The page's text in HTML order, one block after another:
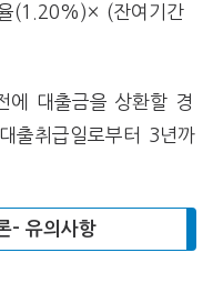
(1.20%)× (잔여기간
에 대출금을 상환할 경
출취급일로부터 3년까
- 유의사항